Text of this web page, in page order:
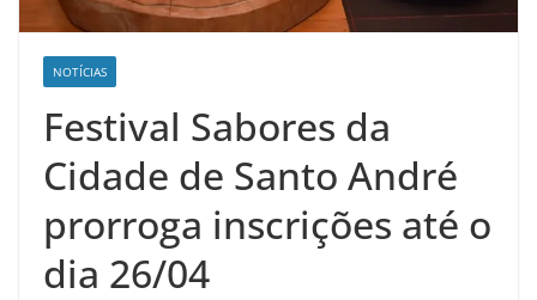
NOTÍCIAS
Festival Sabores da
Cidade de Santo André
prorroga inscrições até o
dia 26/04